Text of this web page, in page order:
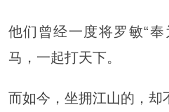
他们曾经一度将罗敏“
马，一起打天下。
而如今，坐拥江山的，却